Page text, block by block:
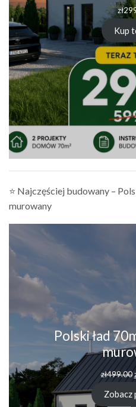
zł
Kup
⭐ Najczęściej budowany –
murowany
Polski ład
zł499.00
Zobacz